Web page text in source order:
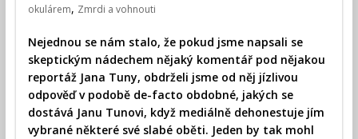
okulárem, Zmrdi a vohnouti
Nejednou se nám stalo, že pokud jsme napsali se
skeptickým nádechem nějaký komentář pod nějakou
reportáž Jana Tuny, obdrželi jsme od něj jízlivou
odpověď v podobě de-facto obdobné, jakých se
dostává Janu Tunovi, když mediálně dehonestuje jím
vybrané některé své slabé oběti. Jeden by tak mohl